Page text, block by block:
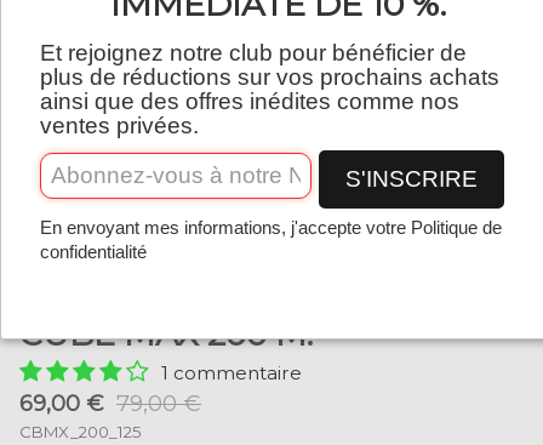
Français
CUBE MAX 200 M.
1 commentaire
69,00 € 79,00 €
CBMX_200_125
Et rejoignez notre club pour bénéficier de
plus de réductions sur vos prochains achats
ainsi que des offres inédites comme nos
ventes privées.
S'INSCRIRE
En envoyant mes informations, j'accepte votre Politique de
confidentialité